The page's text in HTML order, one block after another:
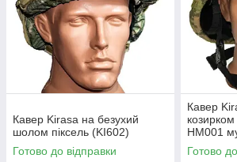
Кавер Kirasa на безухий
шолом піксель (KI602)
Готово до відправки
Кавер
HM001
Готово